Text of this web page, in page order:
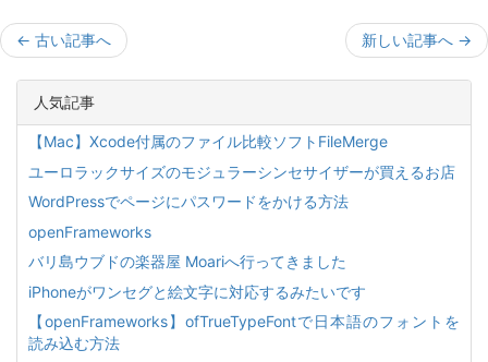
← 古い記事へ 新しい記事へ →
人気記事
【Mac】Xcode付属のファイル比較ソフトFileMerge
ユーロラックサイズのモジュラーシンセサイザーが買えるお店
WordPressでページにパスワードをかける方法
openFrameworks
バリ島ウブドの楽器屋 Moariへ行ってきました
iPhoneがワンセグと絵文字に対応するみたいです
【openFrameworks】ofTrueTypeFontで日本語のフォントを
読み込む方法